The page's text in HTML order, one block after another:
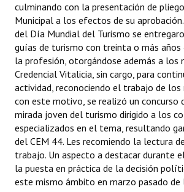
culminando con la presentación de
Municipal a los efectos de su
del Día Mundial del Turismo se
guías de turismo con treinta o más años
la profesión, otorgándose además a los
Credencial Vitalicia, sin cargo, para
actividad, reconociendo el trabajo de los
con este motivo, se realizó un concurso
mirada joven del turismo dirigido a los
especializados en el tema, resultando
del CEM 44. Les recomiendo la lectura
trabajo. Un aspecto a destacar durante
la puesta en práctica de la decisión
este mismo ámbito en marzo pasado de